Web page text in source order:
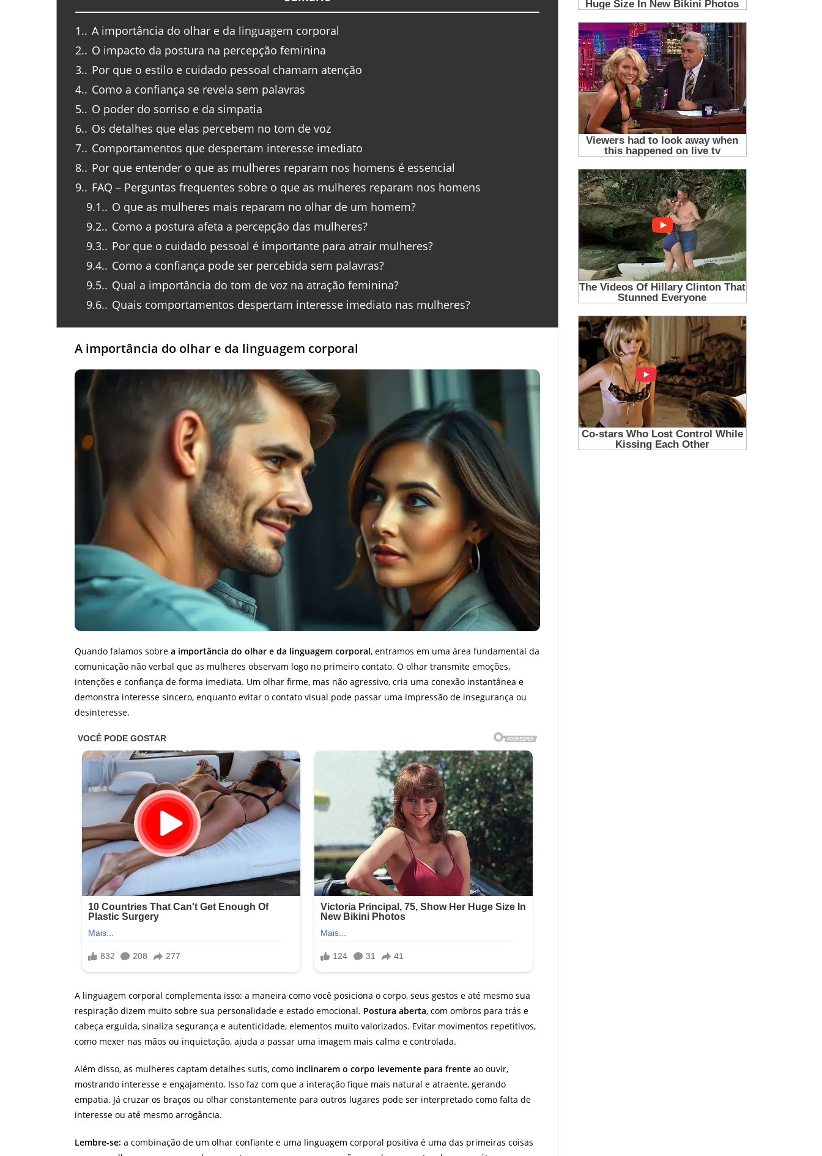
1. A importância do olhar e da linguagem corporal
2. O impacto da postura na percepção feminina
3. Por que o estilo e cuidado pessoal chamam atenção
4. Como a confiança se revela sem palavras
5. O poder do sorriso e da simpatia
6. Os detalhes que elas percebem no tom de voz
7. Comportamentos que despertam interesse imediato
8. Por que entender o que as mulheres reparam nos homens é essencial
9. FAQ – Perguntas frequentes sobre o que as mulheres reparam nos homens
9.1. O que as mulheres mais reparam no olhar de um homem?
9.2. Como a postura afeta a percepção das mulheres?
9.3. Por que o cuidado pessoal é importante para atrair mulheres?
9.4. Como a confiança pode ser percebida sem palavras?
9.5. Qual a importância do tom de voz na atração feminina?
9.6. Quais comportamentos despertam interesse imediato nas mulheres?
A importância do olhar e da linguagem corporal
Quando falamos sobre a importância do olhar e da linguagem corporal, entramos em uma área fundamental da
comunicação não verbal que as mulheres observam logo no primeiro contato. O olhar transmite emoções,
intenções e confiança de forma imediata. Um olhar firme, mas não agressivo, cria uma conexão instantânea e
demonstra interesse sincero, enquanto evitar o contato visual pode passar uma impressão de insegurança ou
desinteresse.
A linguagem corporal complementa isso: a maneira como você posiciona o corpo, seus gestos e até mesmo sua
respiração dizem muito sobre sua personalidade e estado emocional. Postura aberta, com ombros para trás e
cabeça erguida, sinaliza segurança e autenticidade, elementos muito valorizados. Evitar movimentos repetitivos,
como mexer nas mãos ou inquietação, ajuda a passar uma imagem mais calma e controlada.
Além disso, as mulheres captam detalhes sutis, como inclinarem o corpo levemente para frente ao ouvir,
mostrando interesse e engajamento. Isso faz com que a interação fique mais natural e atraente, gerando
empatia. Já cruzar os braços ou olhar constantemente para outros lugares pode ser interpretado como falta de
interesse ou até mesmo arrogância.
Lembre-se: a combinação de um olhar confiante e uma linguagem corporal positiva é uma das primeiras coisas